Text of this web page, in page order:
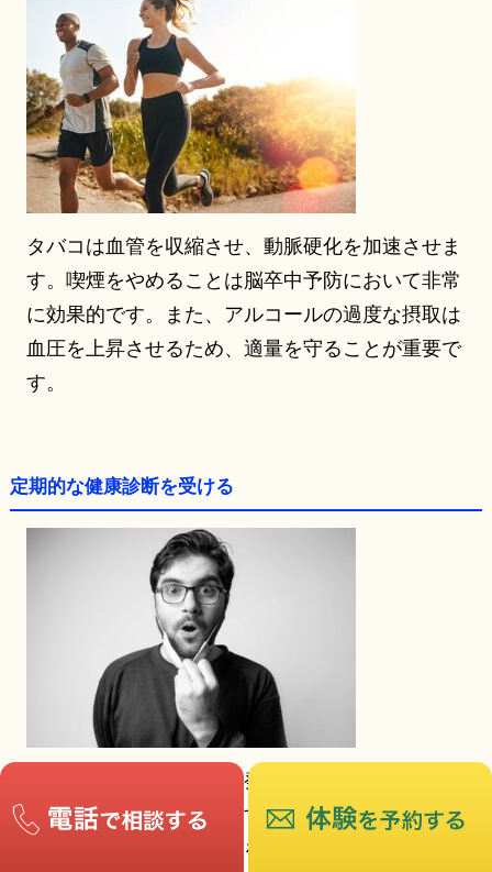
タバコは血管を収縮させ、動脈硬化を加速させま
す。喫煙をやめることは脳卒中予防において非常
に効果的です。また、アルコールの過度な摂取は
血圧を上昇させるため、適量を守ることが重要で
す。
定期的な健康診断を受ける
高血圧や糖尿病を早期に発見し、治療することが
脳卒中の予防に繋がります。定期的な健康診断を
受けて、自分の体の状態を把握しておくことが予